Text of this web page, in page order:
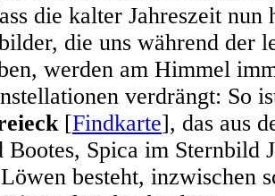
die kalter Jahreszeit
die uns während der
werden am Himmel
verdrängt: So
[Findkarte], das aus
Bootes, Spica im Sternbild
besteht, inzwischen